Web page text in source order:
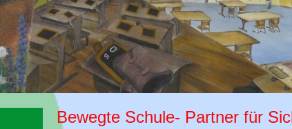
Bewegte Schule- Partner für